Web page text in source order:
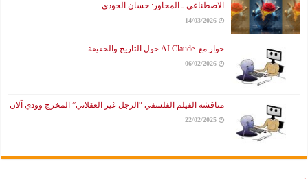
الاصطناعي ـ المحاور: حسان الجودي
14/03/2026
حوار مع AI Claude حول التاريخ والحقيقة
06/02/2026
مناقشة الفيلم الفلسفي “الرجل غير العقلاني” المخرج وودي آلان
22/02/2025